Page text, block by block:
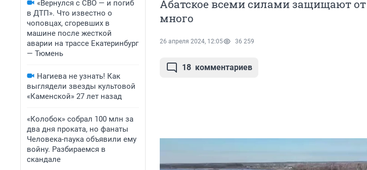
«Вернулся с СВО — и погиб
в ДТП». Что известно о
чоповцах, сгоревших в
машине после жесткой
аварии на трассе Екатеринбург
— Тюмень
Нагиева не узнать! Как
выглядели звезды культовой
«Каменской» 27 лет назад
«Колобок» собрал 100 млн за
два дня проката, но фанаты
Человека-паука объявили ему
войну. Разбираемся в
скандале
Абатское всеми силами защищают
много
26 апреля 2024, 12:05 36 259
18 комментариев